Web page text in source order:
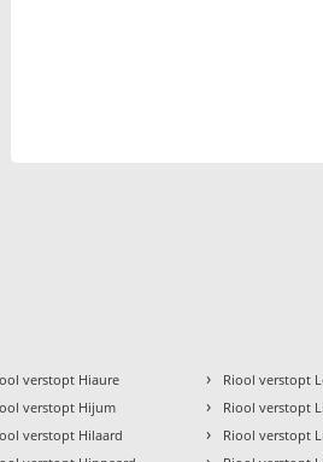
verstopt Hiaure
verstopt Hijum
verstopt Hilaard
› Riool verstopt
› Riool verstopt
› Riool verstopt